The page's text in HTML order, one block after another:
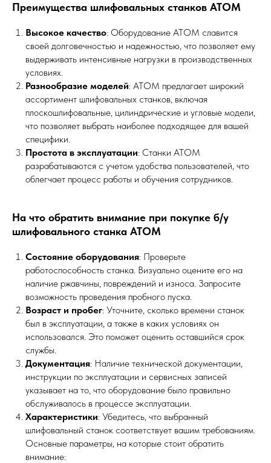
Преимущества шлифовальных станков АТОМ
Высокое качество: Оборудование АТОМ славится
своей долговечностью и надежностью, что позволяет ему
выдерживать интенсивные нагрузки в производственных
условиях.
Разнообразие моделей: АТОМ предлагает широкий
ассортимент шлифовальных станков, включая
плоскошлифовальные, цилиндрические и угловые модели,
что позволяет выбрать наиболее подходящее для вашей
специфики.
Простота в эксплуатации: Станки АТОМ
разрабатываются с учетом удобства пользователей, что
облегчает процесс работы и обучения сотрудников.
На что обратить внимание при покупке б/у
шлифовального станка АТОМ
Состояние оборудования: Проверьте
работоспособность станка. Визуально оцените его на
наличие ржавчины, повреждений и износа. Запросите
возможность проведения пробного пуска.
Возраст и пробег: Уточните, сколько времени станок
был в эксплуатации, а также в каких условиях он
использовался. Это поможет оценить оставшийся срок
службы.
Документация: Наличие технической документации,
инструкции по эксплуатации и сервисных записей
указывает на то, что оборудование было правильно
обслуживалось в процессе эксплуатации.
Характеристики: Убедитесь, что выбранный
шлифовальный станок соответствует вашим требованиям.
Основные параметры, на которые стоит обратить
внимание: